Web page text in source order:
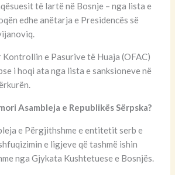
të lartë në Bosnje – nga lista e
edhe anëtarja e Presidencës së
Kontrollin e Pasurive të Huaja (OFAC)
i hoqi ata nga lista e sanksioneve në
Asambleja e Republikës Sërpska?
e Përgjithshme e entitetit serb e
e ligjeve që tashmë ishin
nga Gjykata Kushtetuese e Bosnjës.